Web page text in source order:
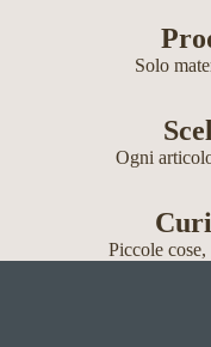
Solo
Ogni
Piccole